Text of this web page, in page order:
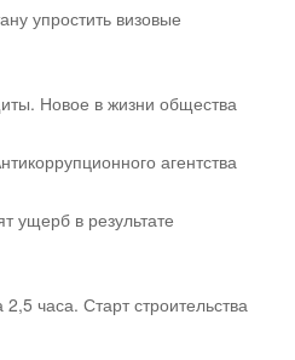
упростить визовые
Новое в жизни общества
агентства
ущерб в результате
часа. Старт строительства